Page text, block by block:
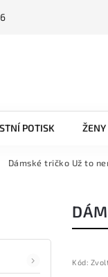
POTISK ŽENY
Dámské tričko Už to
Kód: